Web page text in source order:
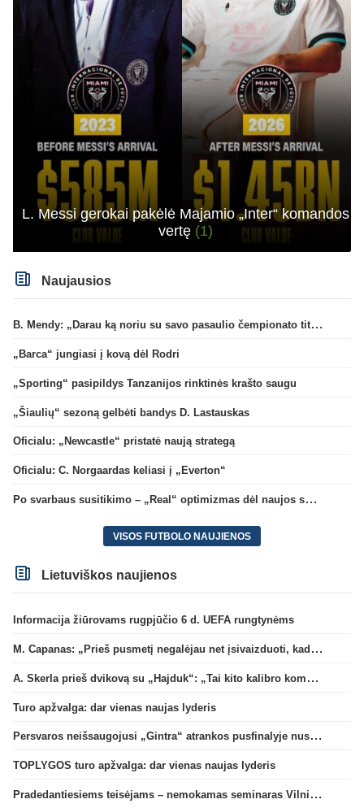
L. Messi gerokai pakėlė Majamio „Inter“ komandos
vertę (1)
Naujausios
B. Mendy: „Darau ką noriu su savo pasaulio čempionato titulu“
„Barca“ jungiasi į kovą dėl Rodri
„Sporting“ pasipildys Tanzanijos rinktinės krašto saugu
„Šiaulių“ sezoną gelbėti bandys D. Lastauskas
Oficialu: „Newcastle“ pristatė naują strategą
Oficialu: C. Norgaardas keliasi į „Everton“
Po svarbaus susitikimo – „Real“ optimizmas dėl naujos sutarties su Viniciumi
VISOS FUTBOLO NAUJIENOS
Lietuviškos naujienos
Informacija žiūrovams rugpjūčio 6 d. UEFA rungtynėms
M. Capanas: „Prieš pusmetį negalėjau net įsivaizduoti, kad žaisime prieš „Hajduk“
A. Skerla prieš dvikovą su „Hajduk“: „Tai kito kalibro komanda“
Turo apžvalga: dar vienas naujas lyderis
Persvaros neišsaugojusi „Gintra“ atrankos pusfinalyje nusileido Škotijos čempionėms
TOPLYGOS turo apžvalga: dar vienas naujas lyderis
Pradedantiesiems teisėjams – nemokamas seminaras Vilniuje šį penktadienį